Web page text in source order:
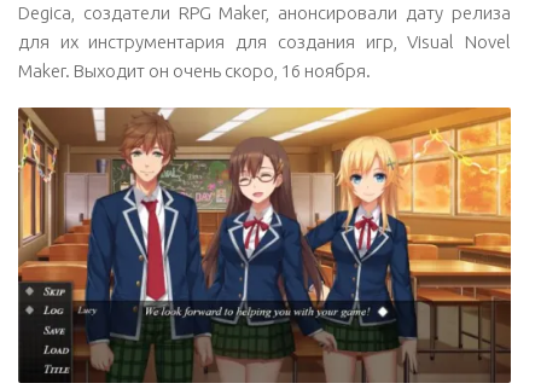
Degica, создатели RPG Maker, анонсировали дату релиза
для их инструментария для создания игр, Visual Novel
Maker. Выходит он очень скоро, 16 ноября.